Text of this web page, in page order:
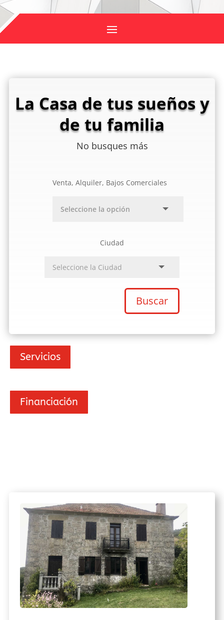
La Casa de tus sueños y
de tu familia
No busques más
Venta, Alquiler, Bajos Comerciales
Ciudad
Buscar
Servicios
Financiación